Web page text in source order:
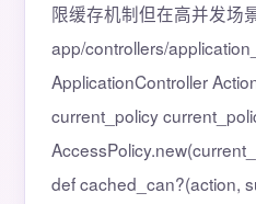
限缓存机制但在高并发场
app/controllers/
ApplicationController
current_policy
def cached_can?(action,